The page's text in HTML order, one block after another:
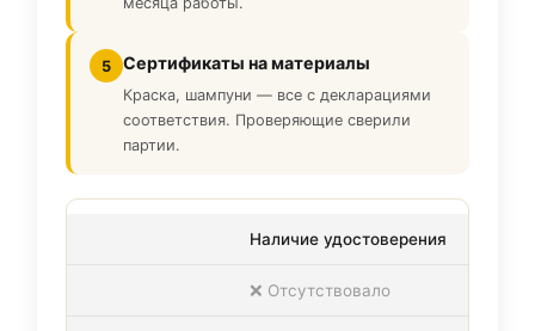
5 Сертификаты на материалы
Краска, шампуни — все с декларациями
соответствия. Проверяющие сверили
партии.
Наличие удостоверения
❌ Отсутствовало